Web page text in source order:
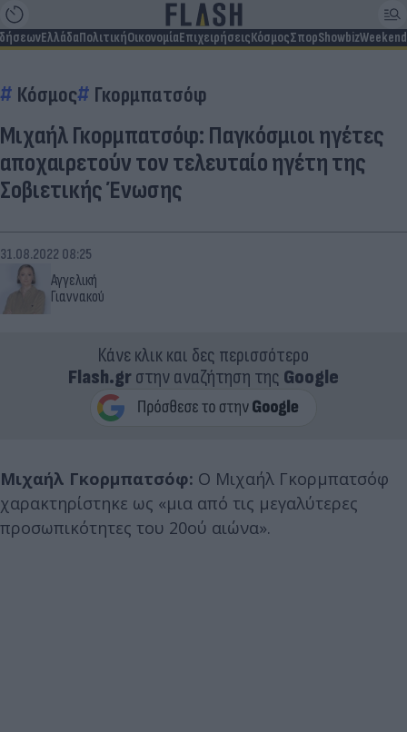
ΕλλάδαΠολιτικήΟικονομίαΕπιχειρήσειςΚόσμοςΣπορShowbizWeekend
Κόσμος Γκορμπατσόφ
Μιχαήλ Γκορμπατσόφ: Παγκόσμιοι ηγέτες
αποχαιρετούν τον τελευταίο ηγέτη της
Σοβιετικής Ένωσης
Αγγελική
Γιαννακού
31.08.2022 08:25
Κάνε κλικ και δες περισσότερο
Flash.grστην αναζήτηση της Google
Μιχαήλ Γκορμπατσόφ: Ο Μιχαήλ Γκορμπατσόφ
χαρακτηρίστηκε ως «μια από τις μεγαλύτερες
προσωπικότητες του 20ού αιώνα».